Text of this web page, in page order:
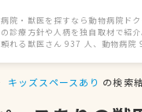
院・獣医を探すなら動物病院ドク
診療方針や人柄を独自取材で紹
れる獣医さん 937 人、動物病
キッズスペースあり の検索